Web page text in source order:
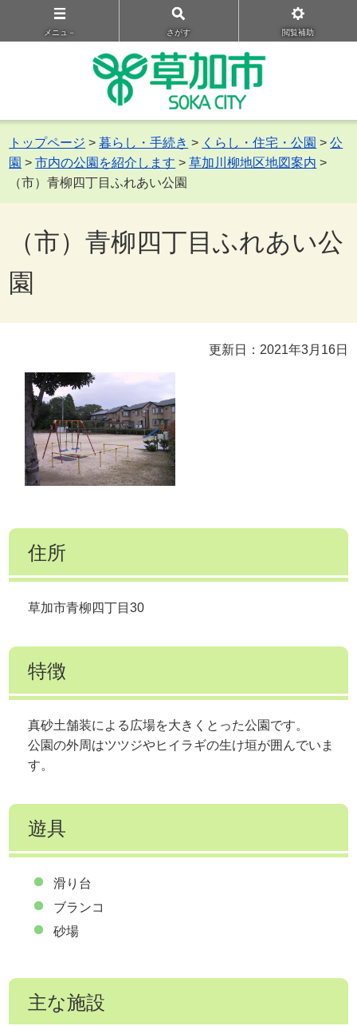
メニュ－ さがす 閲覧補助
トップページ >暮らし・手続き > くらし・住宅・公園 >公
園 >市内の公園を紹介します >草加川柳地区地図案内 >
（市）青柳四丁目ふれあい公園
（市）青柳四丁目ふれあい公
園
更新日：2021年3月16日
住所
草加市青柳四丁目30
特徴
真砂土舗装による広場を大きくとった公園です。
公園の外周はツツジやヒイラギの生け垣が囲んでいま
す。
遊具
滑り台
ブランコ
砂場
主な施設